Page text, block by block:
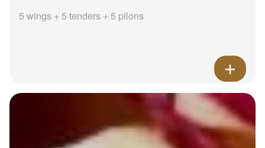
5 wings + 5 tenders + 5 pilons